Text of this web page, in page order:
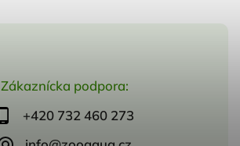
Zákaznícka podpora:
+420 732 460 273